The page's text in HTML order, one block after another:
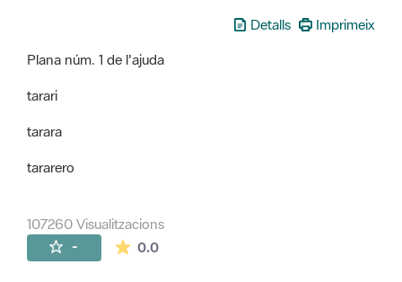
Detalls
Imprimeix
Plana núm. 1 de l'ajuda
tarari
tarara
tararero
107260 Visualitzacions
- 0.0La mitjana de les valoracions és de 0